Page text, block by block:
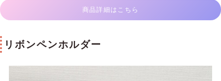
商品詳細はこちら
リボンペンホルダー